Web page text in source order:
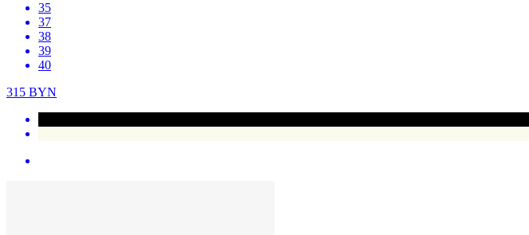
35
37
38
39
40
315 BYN